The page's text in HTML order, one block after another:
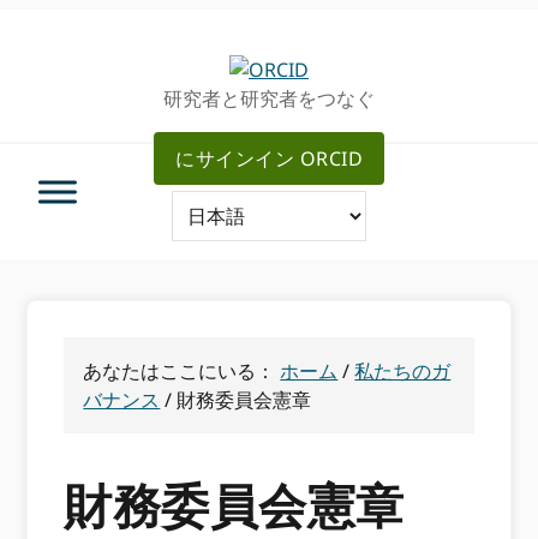
研究者と研究者をつなぐ
にサインイン ORCID
あなたはここにいる：ホーム /私たちのガ
バナンス / 財務委員会憲章
財務委員会憲章